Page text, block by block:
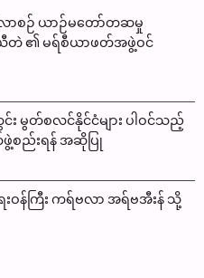
ာစဉ် ယာဉ်မတော်တဆမှု
ယီတဲ ၏ မရ်စီယာဖတ်အဖွဲ့ဝင်
မွတ်စလင်နိုင်ငံများ ပါဝင်သည့်
ဖွဲ့စည်းရန် အဆိုပြု
ေးဝန်ကြီး ကရ်ဗလာ အရ်ဗအီးန် သို့